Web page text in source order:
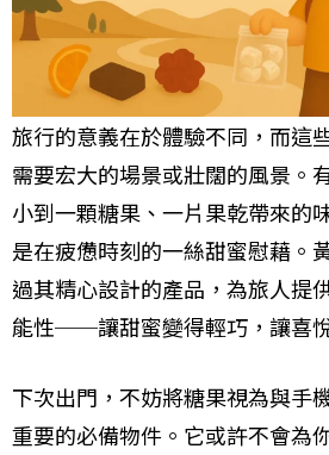
旅行的意義在於體驗不同，而這
需要宏大的場景或壯闊的風景。
小到一顆糖果、一片果乾帶來的
是在疲憊時刻的一絲甜蜜慰藉。
過其精心設計的產品，為旅人提
能性──讓甜蜜變得輕巧，讓喜
下次出門，不妨將糖果視為與手
重要的必備物件。它或許不會為